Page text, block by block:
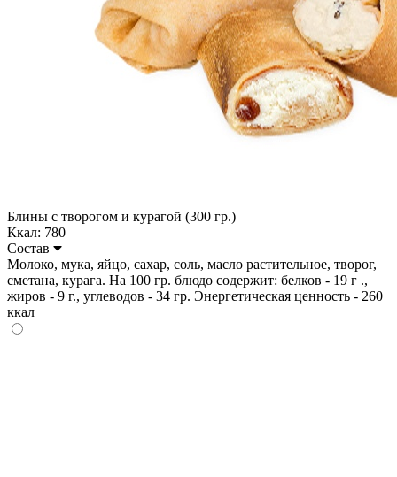
Блины с творогом и курагой (300 гр.)
Ккал: 780
Состав
Молоко, мука, яйцо, сахар, соль, масло растительное, творог,
сметана, курага. На 100 гр. блюдо содержит: белков - 19 г .,
жиров - 9 г., углеводов - 34 гр. Энергетическая ценность - 260
ккал